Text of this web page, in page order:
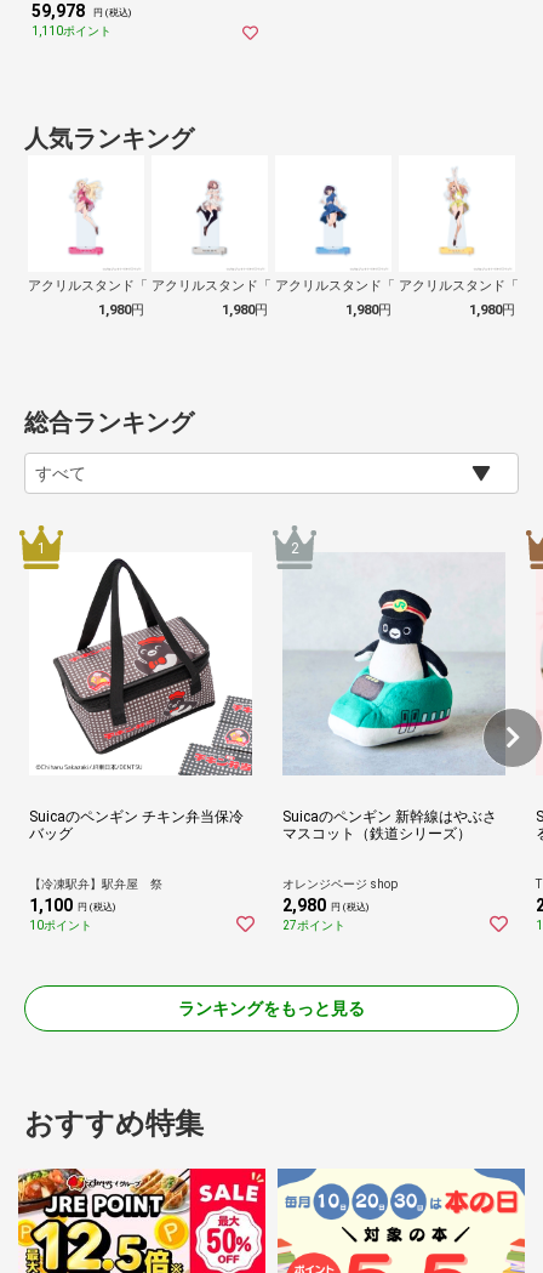
59,978 円 (税込)
1,110ポイント
人気ランキング
アクリルスタンド「イキヅライブ！ LOV…
1,980円
アクリルスタンド「イキヅライブ！ LOV…
1,980円
アクリルスタンド「イキヅライブ！ LOV…
1,980円
アクリルスタンド「イ
1,980円
総合ランキング
Suicaのペンギン チキン弁当保冷
バッグ
【冷凍駅弁】駅弁屋 祭
1,100 円 (税込)
10ポイント
Suicaのペンギン 新幹線はやぶさ
マスコット（鉄道シリーズ）
オレンジページ shop
2,980 円 (税込)
27ポイント
ランキングをもっと見る
おすすめ特集